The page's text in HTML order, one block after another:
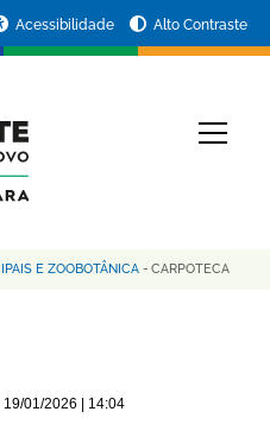
Acessibilidade Alto Contraste
E ZOOBOTÂNICA - CARPOTECA
19/01/2026 | 14:04